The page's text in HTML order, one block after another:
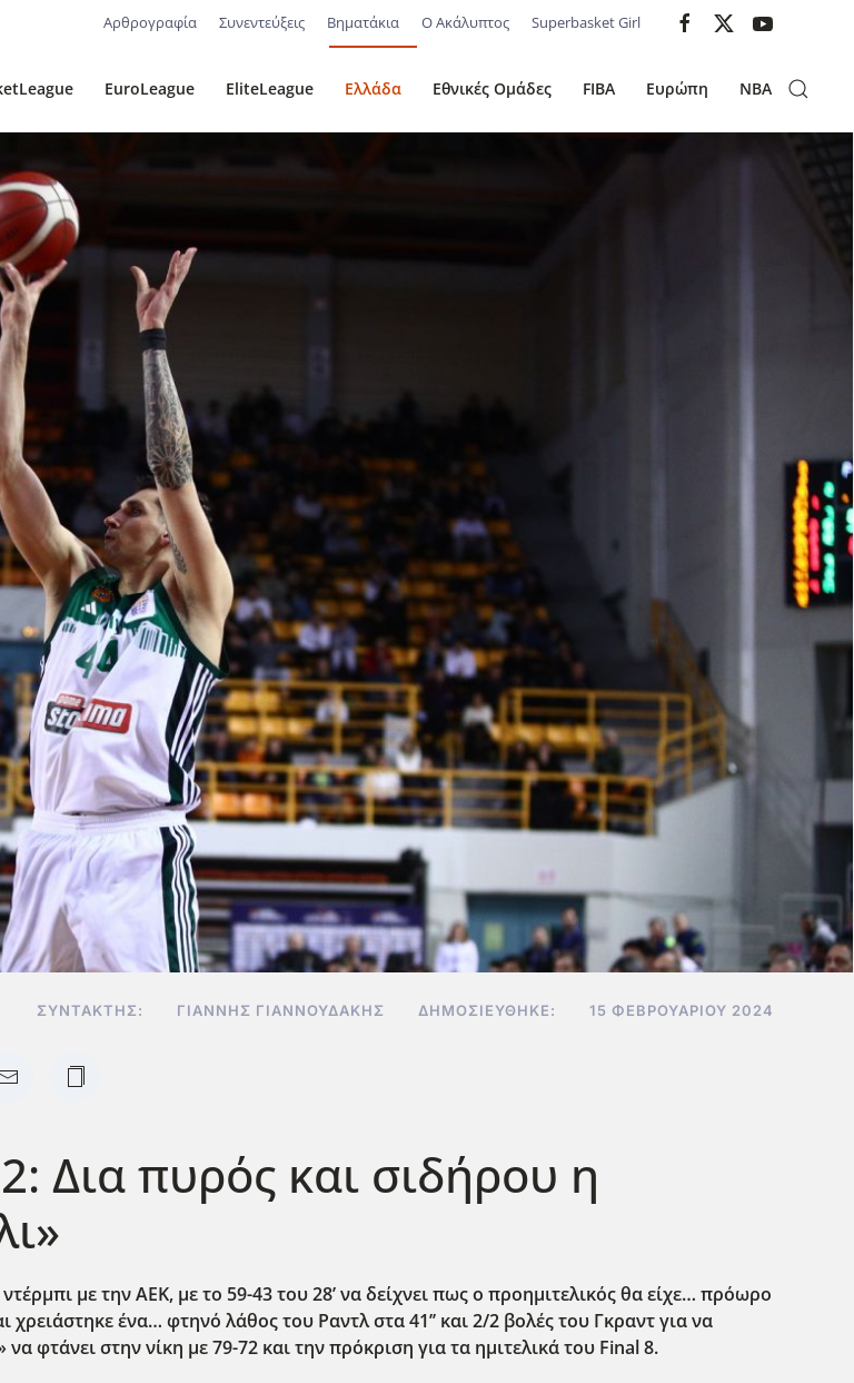
Αρθρογραφία Συνεντεύξεις Βηματάκια Ο Ακάλυπτος Superbasket Girl
EuroLeague EliteLeague Ελλάδα Εθνικές Ομάδες FIBA Ευρώπη NBA
ΣΥΝΤΆΚΤΗΣ: ΓΙΆΝΝΗΣ ΓΙΑΝΝΟΥΔΆΚΗΣ ΔΗΜΟΣΙΕΎΘΗΚΕ: 15 ΦΕΒΡΟΥΑΡΊΟΥ 2024
Δια πυρός και σιδήρου η
με την ΑΕΚ, με το 59-43 του 28’ να δείχνει πως ο προημιτελικός θα είχε… πρόωρο
ένα… φτηνό λάθος του Ραντλ στα 41’’ και 2/2 βολές του Γκραντ για να
φτάνει στην νίκη με 79-72 και την πρόκριση για τα ημιτελικά του Final8.